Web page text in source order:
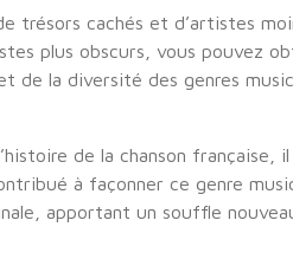
trésors cachés et d’artistes
plus obscurs, vous pouvez
de la diversité des genres
de la chanson française,
à façonner ce genre
apportant un souffle